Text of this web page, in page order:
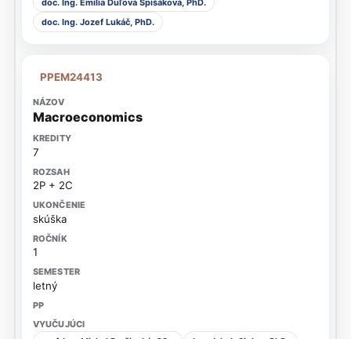
doc. Ing. Jozef Lukáč, PhD.
PPEM24413
Macroeconomics
7
2P + 2C
skúška
1
letný